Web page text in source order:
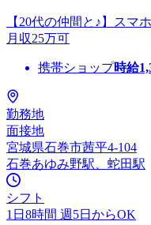
【20代の仲間と♪】ス
月収25万可
携帯ショップ時給
勤務地
面接地
宮城県石巻市茜平4-104
石巻あゆみ野駅、蛇田駅
シフト
1日8時間 週5日からOK